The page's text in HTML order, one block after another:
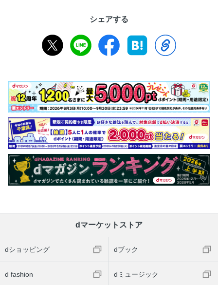
シェアする
dマーケットストア
dショッピング dブック
d fashion dミュージック